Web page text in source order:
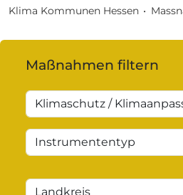
Klima Kommunen Hessen •
Maßnahmen filtern